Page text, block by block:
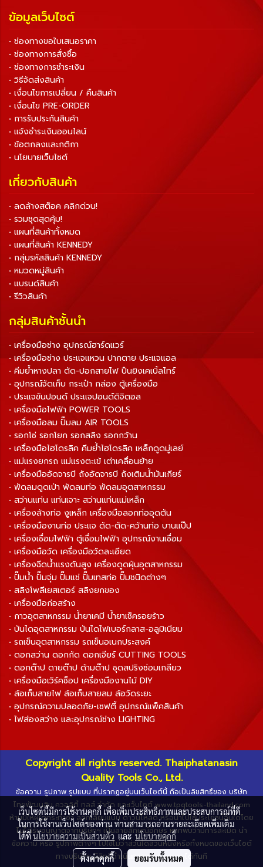
ข้อมูลเว็บไซต์
• ช่องทางขอใบเสนอราคา
• ช่องทางการสั่งซื้อ
• ช่องทางการชำระเงิน
• วิธีจัดส่งสินค้า
• เงื่อนไขการเปลี่ยน / คืนสินค้า
• เงื่อนไข PRE-ORDER
• การรับประกันสินค้า
• แจ้งชำระเงินออนไลน์
• ข้อตกลงและกติกา
• นโยบายเว็บไซต์
เกี่ยวกับสินค้า
• ลดล้างสต็อค คลิกด่วน!
• รวมชุดสุดคุ้ม!
• แผนที่สินค้าทั้งหมด
• แผนที่สินค้า KENNEDY
• กลุ่มรหัสสินค้า KENNEDY
• หมวดหมู่สินค้า
• แบรนด์สินค้า
• รีวิวสินค้า
กลุ่มสินค้าชั้นนำ
• เครื่องมือช่าง อุปกรณ์ฮาร์ดแวร์
• เครื่องมือช่าง ประแจแหวน ปากตาย ประแจแอล
• คีมย้ำหางปลา ตัด-ปอกสายไฟ ปืนยิงเคเบิ้ลไทร์
• อุปกรณ์จัดเก็บ กระเป๋า กล่อง ตู้เครื่องมือ
• ประแจขันปอนด์ ประแจปอนด์ดิจิตอล
• เครื่องมือไฟฟ้า POWER TOOLS
• เครื่องมือลม ปั๊มลม AIR TOOLS
• รอกโซ่ รอกโยก รอกสลิง รอกกว้าน
• เครื่องมือไฮโดรลิค คีมย้ำไฮโดรลิค เหล็กดูดมู่เลย์
• แม่แรงยกรถ แม่แรงตะเข้ เต่าเคลื่อนย้าย
• เครื่องมืออัดจารบี ถังอัดจารบี ถังเติมน้ำมันเกียร์
• พัดลมดูดเป่า พัดลมท่อ พัดลมอุตสาหกรรม
• สว่านแท่น แท่นเจาะ สว่านแท่นแม่เหล็ก
• เครื่องล้างท่อ งูเหล็ก เครื่องมือลอกท่ออุดตัน
• เครื่องมืองานท่อ ประแจ ดัด-ตัด-คว้านท่อ บานแป๊ป
• เครื่องเชื่อมไฟฟ้า ตู้เชื่อมไฟฟ้า อุปกรณ์งานเชื่อม
• เครื่องมือวัด เครื่องมือวัดละเอียด
• เครื่องฉีดน้ำแรงดันสูง เครื่องดูดฝุ่นอุตสาหกรรม
• ปั๊มน้ำ ปั๊มจุ่ม ปั๊มแช่ ปั๊มเทสท่อ ปั๊มชนิดต่างๆ
• สลิงโพลีเยสเตอร์ สลิงยกของ
• เครื่องมือก่อสร้าง
• กาวอุตสาหกรรม น้ำยาเคมี น้ำยาเช็ครอยร้าว
• บันไดอุตสาหกรรม บันไดไฟเบอร์กลาส-อลูมิเนียม
• รถเข็นอุตสาหกรรม รถเข็นอเนกประสงค์
• ดอกสว่าน ดอกกัด ดอกเจียร์ CUTTING TOOLS
• ดอกต๊าป ดายต๊าป ด้ามต๊าป ชุดสปริงซ่อมเกลียว
• เครื่องมือเวิร์คช็อป เครื่องมืองานไม้ DIY
• ล้อเก็บสายไฟ ล้อเก็บสายลม ล้อวัดระยะ
• อุปกรณ์ความปลอดภัย-เซฟตี้ อุปกรณ์แพ็คสินค้า
• ไฟส่องสว่าง และอุปกรณ์ช่าง LIGHTING
Copyright all rights reserved. Thaiphatanasin
Quality Tools Co., Ltd.
ข้อความ รูปภาพ รูปแบบ ที่ปรากฏอยู่บนเว็บไซต์นี้ ถือเป็นลิขสิทธิ์ของ บริษัท
ไทยพัฒนสิน ควอลิตี้ ทูลส์ จำกัด และเว็บไซต์ www.tpqtools-thailand.com
ห้ามมิให้ผู้ใดกระทำซ้ำ ลอกเลียนแบบ ดาวน์โหลด หรือนำไปใช้ประโยชน์อื่นใดโดย
ไม่ได้รับอนุญาตจากบริษัทฯ เป็นลายลักษณ์อักษร หากพบว่ามีการละเมิด นำ
ข้อความ หรือ รูปภาพต่างๆ ไปใช้ไม่ว่าส่วนใดส่วนหนึ่งหรือทั้งหมดของเว็บไซต์
ทางบริษัทฯ มีสิทธิ์ดำเนินการตามกฎหมายได้ทันที
เว็บไซต์นี้มีการใช้งานคุกกี้ เพื่อเพิ่มประสิทธิภาพและประสบการณ์ที่ดี
ในการใช้งานเว็บไซต์ของท่าน ท่านสามารถอ่านรายละเอียดเพิ่มเติม
ได้ที่นโยบายความเป็นส่วนตัวและนโยบายคุกกี้
ตั้งค่าคุกกี้ ยอมรับทั้งหมด